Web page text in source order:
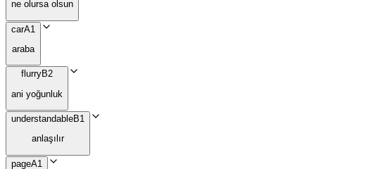
ne olursa olsun
carA1
araba
flurryB2
ani yoğunluk
understandableB1
anlaşılır
pageA1